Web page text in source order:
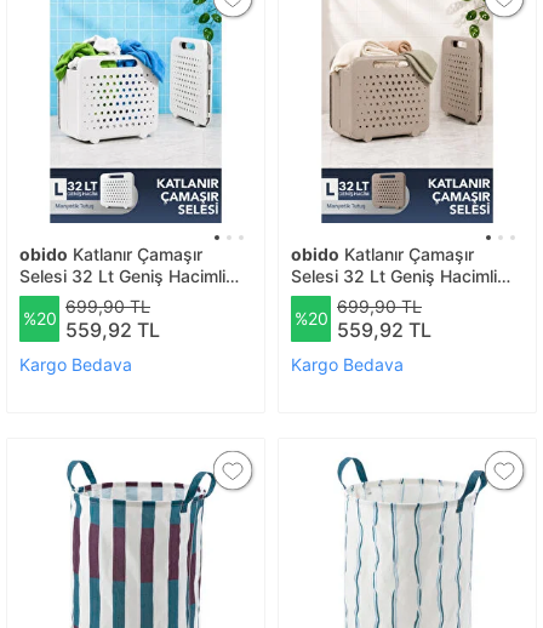
obido Katlanır Çamaşır
Selesi 32 Lt Geniş Hacimli
Portatif Çamaşır Sepeti
%20
699,90 TL
559,92 TL
Kargo Bedava
obido Katlanır Çamaşır
Selesi 32 Lt Geniş Hacimli
Portatif Çamaşır Sepeti
%20
699,90 TL
559,92 TL
Kargo Bedava